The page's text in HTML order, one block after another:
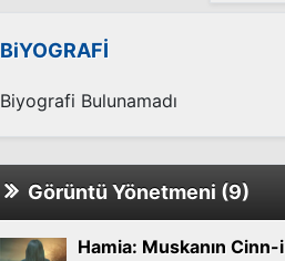
BiYOGRAFİ
Biyografi Bulunamadı
Görüntü Yönetmeni (9)
Hamia: Muskanın Cinn-i